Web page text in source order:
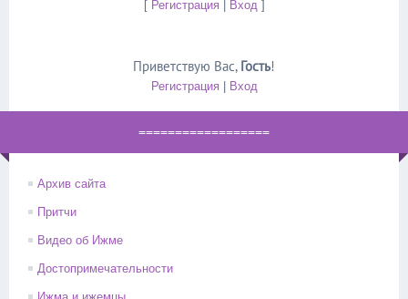
[ Регистрация| Вход]
Приветствую Вас, Гость!
Регистрация| Вход
==================
Архив сайта
Притчи
Видео об Ижме
Достопримечательности